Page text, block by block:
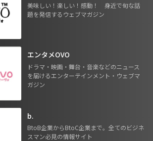
美味しい！楽しい！感動！ 身近で旬な話
題を発信するウェブマガジン
エンタメOVO
ドラマ・映画・舞台・音楽などのニュース
を届けるエンターテインメント・ウェブマ
ガジン
b.
BtoB企業からBtoC企業まで。全てのビジネ
スマン必見の情報サイト